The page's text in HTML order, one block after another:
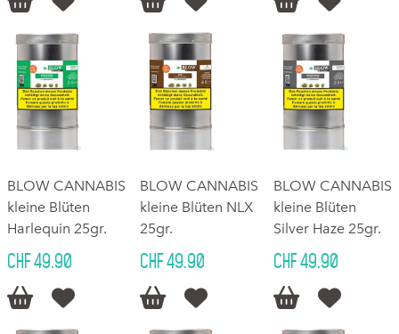
BLOW CANNABIS
kleine Blüten
Harlequin 25gr.
CHF 49.90
 
BLOW CANNABIS
kleine Blüten NLX
25gr.
CHF 49.90
 
BLOW CANNABIS
kleine Blüten
Silver Haze 25gr.
CHF 49.90
 